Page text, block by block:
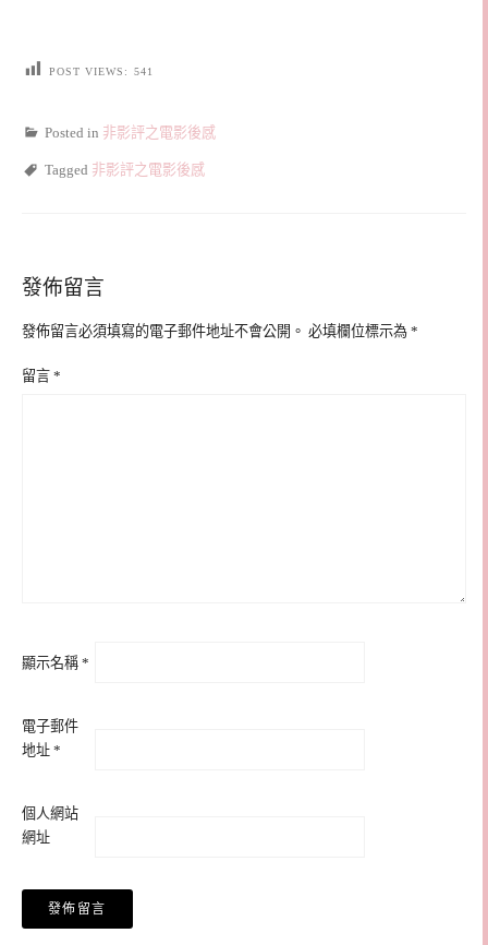
POST VIEWS: 541
Posted in 非影評之電影後感
Tagged 非影評之電影後感
發佈留言
發佈留言必須填寫的電子郵件地址不會公開。 必填欄位標示為 *
留言 *
顯示名稱 *
電子郵件
地址 *
個人網站
網址